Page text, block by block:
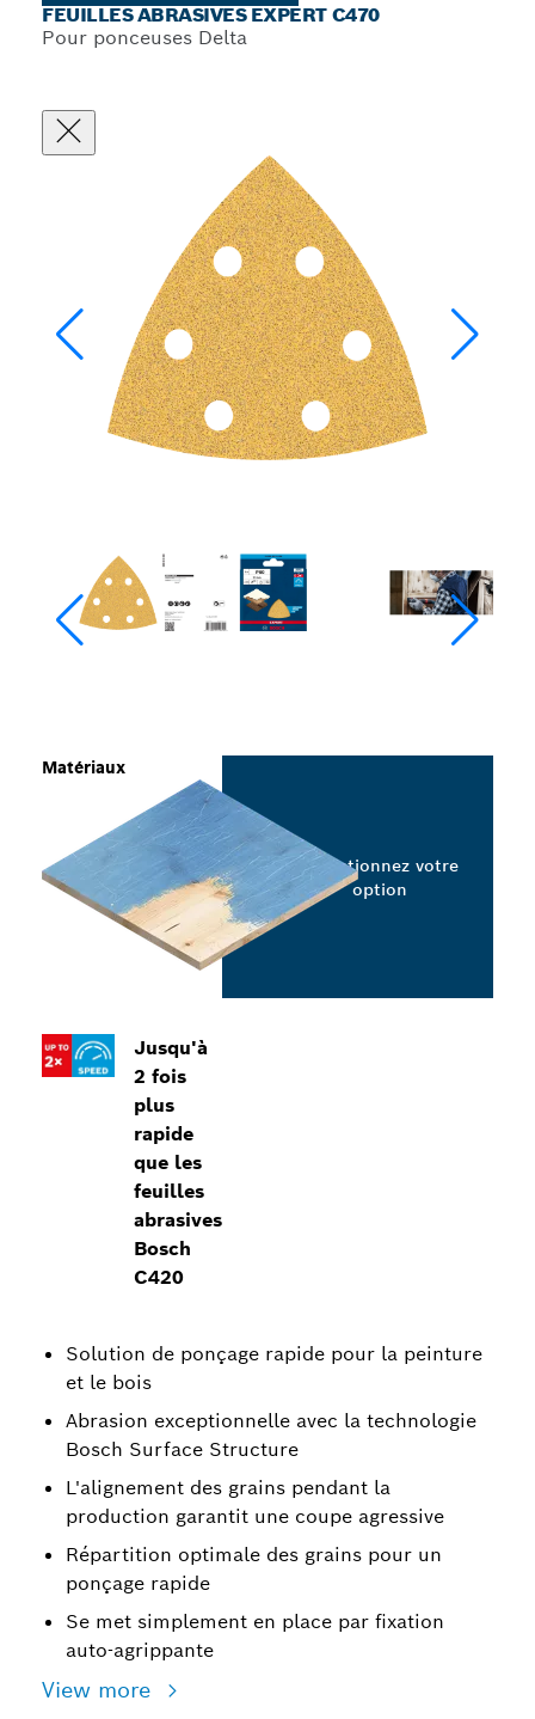
FEUILLES ABRASIVES EXPERT C470
Pour ponceuses Delta
Jusqu'à
2 fois
plus
rapide
que les
feuilles
abrasives
Bosch
C420
Solution de ponçage rapide pour la peinture
et le bois
Abrasion exceptionnelle avec la technologie
Bosch Surface Structure
L'alignement des grains pendant la
production garantit une coupe agressive
Répartition optimale des grains pour un
ponçage rapide
Se met simplement en place par fixation
auto-agrippante
View more
Matériaux
Sélectionnez votre
option